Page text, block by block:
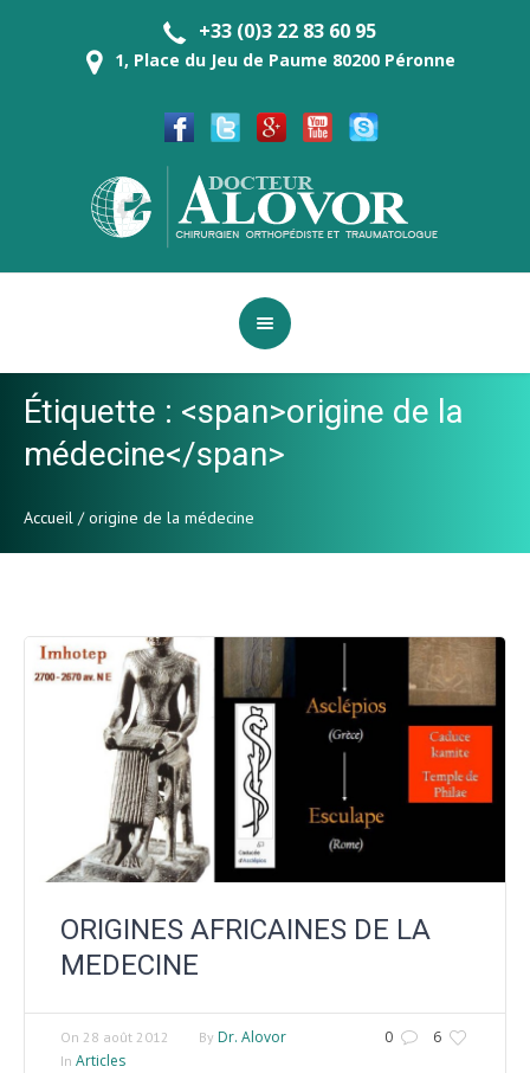
+33 (0)3 22 83 60 95
1, Place du Jeu de Paume 80200 Péronne
Étiquette : <span>origine de la
médecine</span>
Accueil /origine de la médecine
ORIGINES AFRICAINES DE LA
MEDECINE
0 6
On 28 août 2012 By Dr. Alovor
In Articles